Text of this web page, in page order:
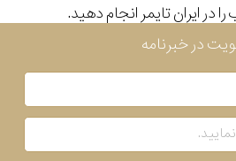
در ایران تایمر انجام دهید.
در خبرنامه